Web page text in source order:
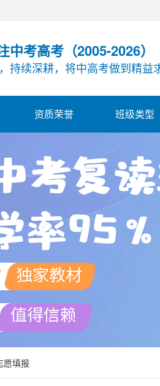
中考高考（2005-2026）
持续深耕，将中高考做到精益
资质荣誉 班级类型
愿填报